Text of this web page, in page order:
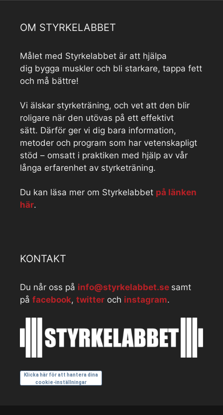
OM STYRKELABBET
Målet med Styrkelabbet är att hjälpa
dig bygga muskler och bli starkare, tappa fett
och må bättre!
Vi älskar styrketräning, och vet att den blir
roligare när den utövas på ett effektivt
sätt. Därför ger vi dig bara information,
metoder och program som har vetenskapligt
stöd – omsatt i praktiken med hjälp av vår
långa erfarenhet av styrketräning.
Du kan läsa mer om Styrkelabbet på länken
här.
KONTAKT
Du når oss på info@styrkelabbet.se samt
på facebook, twitter och instagram.
Klicka här för att hantera dina
cookie-inställningar